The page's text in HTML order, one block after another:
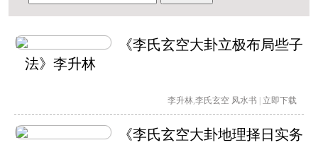
《李氏玄空大卦立极布局些子
法》李升林
李升林,李氏玄空 风水书 立即下载
《李氏玄空大卦地理择日实务